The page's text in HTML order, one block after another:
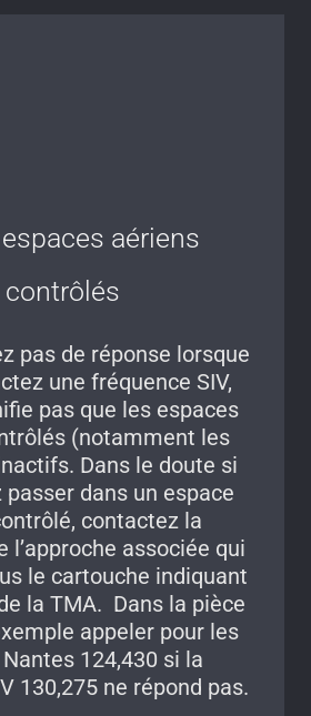
aériens
contrôlés
pas de réponse lorsque
une fréquence SIV,
pas que les espaces
(notamment les
Dans le doute si
passer dans un espace
contactez la
l’approche associée qui
le cartouche indiquant
la TMA. Dans la pièce
appeler pour les
124,430 si la
130,275 ne répond pas.